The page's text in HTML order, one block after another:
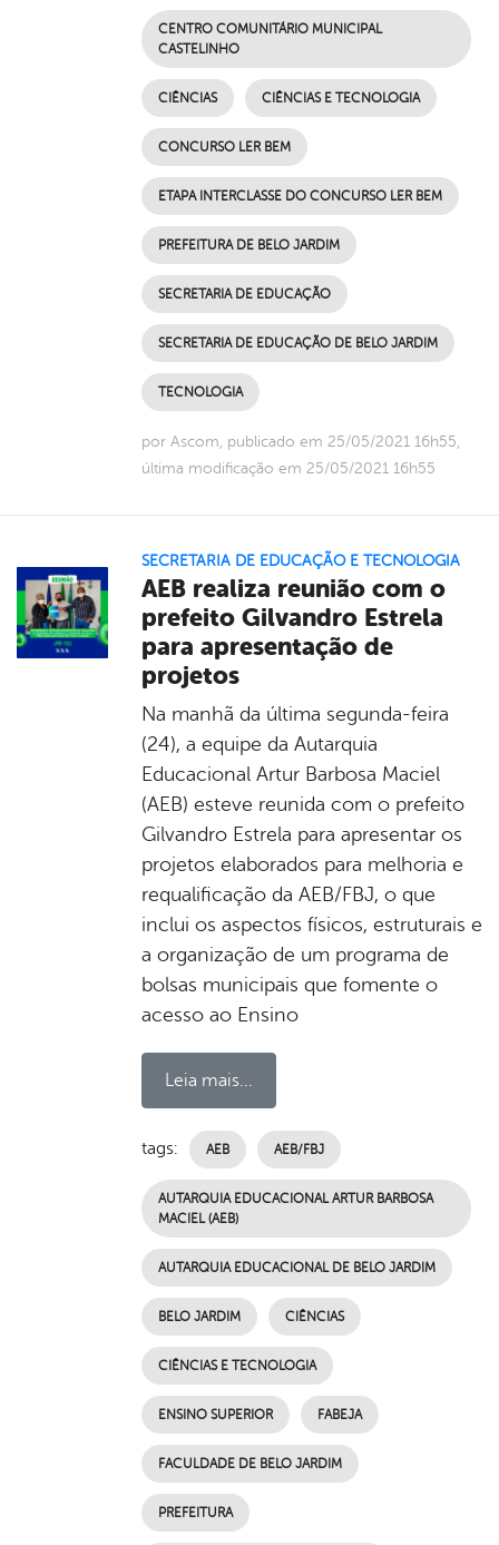
CENTRO COMUNITÁRIO MUNICIPAL
CASTELINHO
CIÊNCIAS CIÊNCIAS E TECNOLOGIA
CONCURSO LER BEM
ETAPA INTERCLASSE DO CONCURSO LER BEM
PREFEITURA DE BELO JARDIM
SECRETARIA DE EDUCAÇÃO
SECRETARIA DE EDUCAÇÃO DE BELO JARDIM
TECNOLOGIA
por Ascom, publicado em 25/05/2021 16h55,
última modificação em 25/05/2021 16h55
SECRETARIA DE EDUCAÇÃO E TECNOLOGIA
AEB realiza reunião com o
prefeito Gilvandro Estrela
para apresentação de
projetos
Na manhã da última segunda-feira
(24), a equipe da Autarquia
Educacional Artur Barbosa Maciel
(AEB) esteve reunida com o prefeito
Gilvandro Estrela para apresentar os
projetos elaborados para melhoria e
requalificação da AEB/FBJ, o que
inclui os aspectos físicos, estruturais e
a organização de um programa de
bolsas municipais que fomente o
acesso ao Ensino
Leia mais...
tags: AEB AEB/FBJ
AUTARQUIA EDUCACIONAL ARTUR BARBOSA
MACIEL (AEB)
AUTARQUIA EDUCACIONAL DE BELO JARDIM
BELO JARDIM CIÊNCIAS
CIÊNCIAS E TECNOLOGIA
ENSINO SUPERIOR FABEJA
FACULDADE DE BELO JARDIM
PREFEITURA